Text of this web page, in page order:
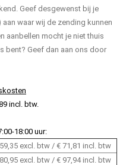
Geef desgewenst bij je
waar wij de zending kunnen
aanbellen mocht je niet thuis
bent? Geef dan aan ons door
incl. btw.
18:00 uur:
excl. btw / € 71,81 incl. btw
excl. btw / € 97,94 incl. btw